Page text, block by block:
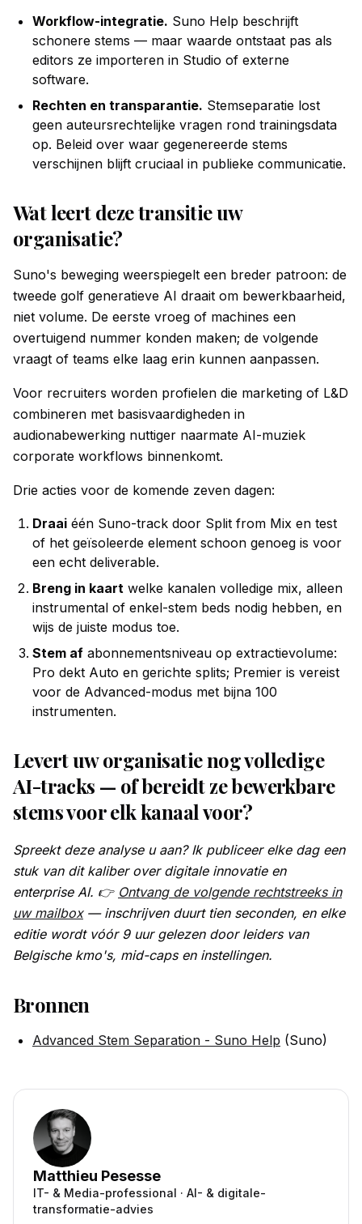
Workflow-integratie. Suno Help beschrijft
schonere stems — maar waarde ontstaat pas als
editors ze importeren in Studio of externe
software.
Rechten en transparantie. Stemseparatie lost
geen auteursrechtelijke vragen rond trainingsdata
op. Beleid over waar gegenereerde stems
verschijnen blijft cruciaal in publieke communicatie.
Wat leert deze transitie uw
organisatie?
Suno's beweging weerspiegelt een breder patroon: de
tweede golf generatieve AI draait om bewerkbaarheid,
niet volume. De eerste vroeg of machines een
overtuigend nummer konden maken; de volgende
vraagt of teams elke laag erin kunnen aanpassen.
Voor recruiters worden profielen die marketing of L&D
combineren met basisvaardigheden in
audionabewerking nuttiger naarmate AI-muziek
corporate workflows binnenkomt.
Drie acties voor de komende zeven dagen:
Draai één Suno-track door Split from Mix en test
of het geïsoleerde element schoon genoeg is voor
een echt deliverable.
Breng in kaart welke kanalen volledige mix, alleen
instrumental of enkel-stem beds nodig hebben, en
wijs de juiste modus toe.
Stem af abonnementsniveau op extractievolume:
Pro dekt Auto en gerichte splits; Premier is vereist
voor de Advanced-modus met bijna 100
instrumenten.
Levert uw organisatie nog volledige
AI-tracks — of bereidt ze bewerkbare
stems voor elk kanaal voor?
Spreekt deze analyse u aan? Ik publiceer elke dag een
stuk van dit kaliber over digitale innovatie en
enterprise AI. 👉 Ontvang de volgende rechtstreeks in
uw mailbox— inschrijven duurt tien seconden, en elke
editie wordt vóór 9 uur gelezen door leiders van
Belgische kmo's, mid-caps en instellingen.
Bronnen
Advanced Stem Separation - Suno Help (Suno)
Matthieu Pesesse
IT- & Media-professional · AI- & digitale-
transformatie-advies